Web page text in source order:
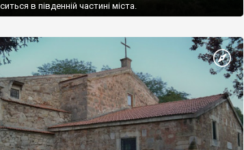
в південній частині міста.